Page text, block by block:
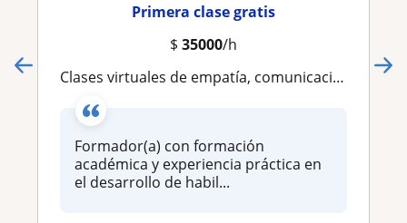
Primera clase gratis
$ 35000/h
Clases virtuales de empatía, comunicación y habilidades sociales para todas las edades
Formador(a) con formación
académica y experiencia práctica en
el desarrollo de habil...